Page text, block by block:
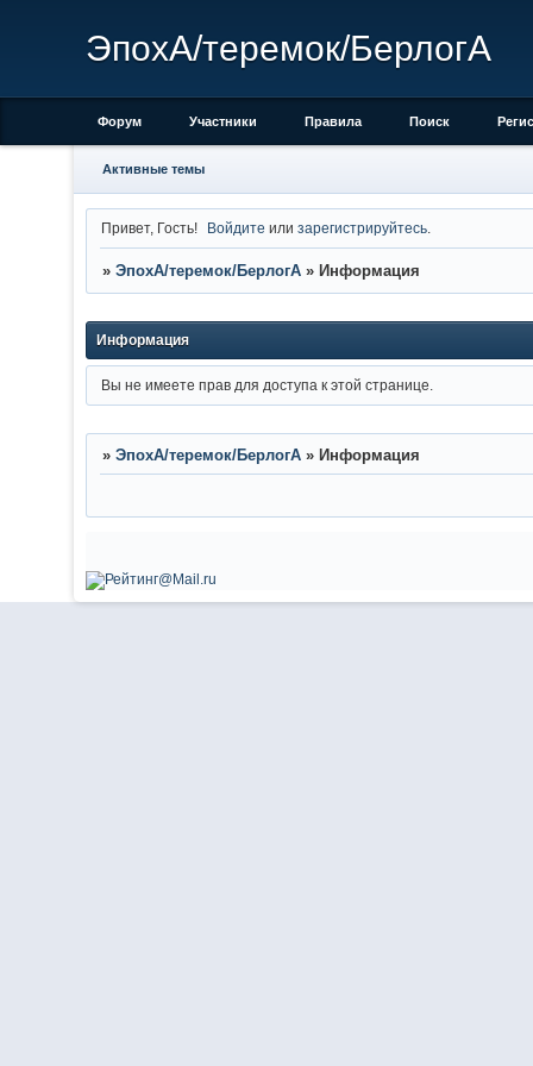
ЭпохА/теремок/БерлогА
Форум Участники Правила Поиск
Активные темы
Привет, Гость! Войдите илизарегистрируйтесь
» ЭпохА/теремок/БерлогА » Информация
Информация
Вы не имеете прав для доступа к этой странице.
» ЭпохА/теремок/БерлогА » Информация